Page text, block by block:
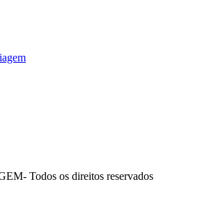
Todos os direitos reservados